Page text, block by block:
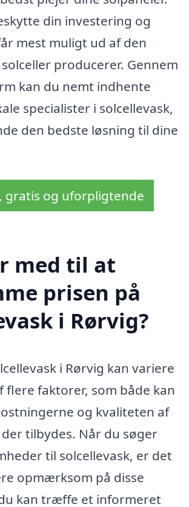
din investering og
mest muligt ud af den
producerer. Gennem
kan du nemt indhente
specialister i solcellevask,
den bedste løsning til dine
gratis og uforpligtende
med til at
prisen på
i Rørvig?
i Rørvig kan variere
faktorer, som både kan
og kvaliteten af
tilbydes. Når du søger
til solcellevask, er det
opmærksom på disse
kan træffe et informeret